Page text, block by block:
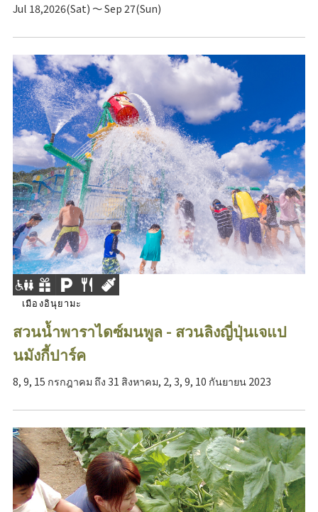
Jul 18,2026(Sat) ～ Sep 27(Sun)
เมืองอินุยามะ
สวนน้ำพาราไดซ์มนพูล - สวนลิงญี่ปุ่นเจแป
นมังกี้ปาร์ค
8, 9, 15 กรกฎาคม ถึง 31 สิงหาคม, 2, 3, 9, 10 กันยายน 2023